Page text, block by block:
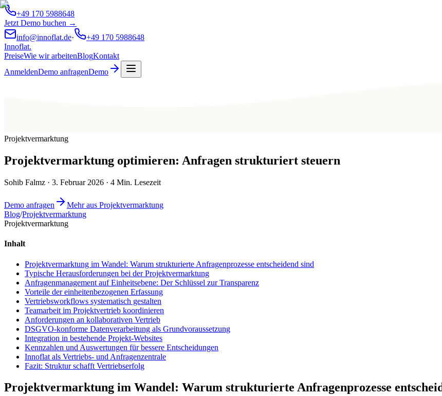
+49 170 5988648
Jetzt Demo buchen →
info@innoflat.de·
+49 170 5988648
Innoflat.
PreiseWie wir arbeitenBlogKontakt
AnmeldenDemo anfragenDemo
Projektvermarktung
Projektvermarktung optimieren: Anfragen strukturiert steuern
Sohib Falmz · 3. Februar 2026 · 4 Min. Lesezeit
Demo anfragen
Mehr aus Projektvermarktung
Blog/Projektvermarktung
Projektvermarktung
Inhalt
Projektvermarktung im Wandel: Warum strukturierte Anfragenprozesse entscheidend sind
Typische Herausforderungen bei der Projektvermarktung
Anfragenmanagement auf Einheitsebene: Der Schlüssel zur Transparenz
Vorteile der einheitenbezogenen Erfassung
Vertriebsworkflows systematisch gestalten
Teamarbeit im Projektvertrieb koordinieren
Anforderungen an kollaborativen Vertrieb
DSGVO-konforme Datenverarbeitung als Grundvoraussetzung
Integration in bestehende Projekt-Websites
Kennzahlen und Auswertungen für bessere Entscheidungen
Innoflat als Vertriebs- und Anfragenzentrale
Fazit: Struktur schafft Vertriebserfolg
Projektvermarktung im Wandel: Warum strukturierte Anfragenprozesse